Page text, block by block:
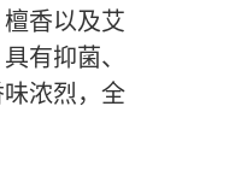
香以及艾
有抑菌、
浓烈，全